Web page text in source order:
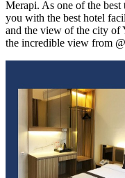
Merapi. As one of the
you with the best hotel
and the view of the city of
the incredible view from